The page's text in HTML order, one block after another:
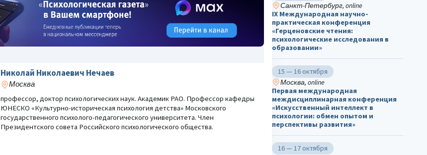
Николай Николаевич Нечаев
Москва
профессор, доктор психологических наук. Академик РАО. Профессор кафедры
ЮНЕСКО «Культурно-историческая психология детства» Московского
государственного психолого-педагогического университета. Член
Президентского совета Российского психологического общества.
Санкт-Петербург, online
IX Международная научно-
практическая конференция
«Герценовские чтения:
психологические исследования в
образовании»
15 — 16 октября
Москва, online
Первая международная
междисциплинарная конференция
«Искусственный интеллект в
психологии: обмен опытом и
перспективы развития»
16 — 17 октября